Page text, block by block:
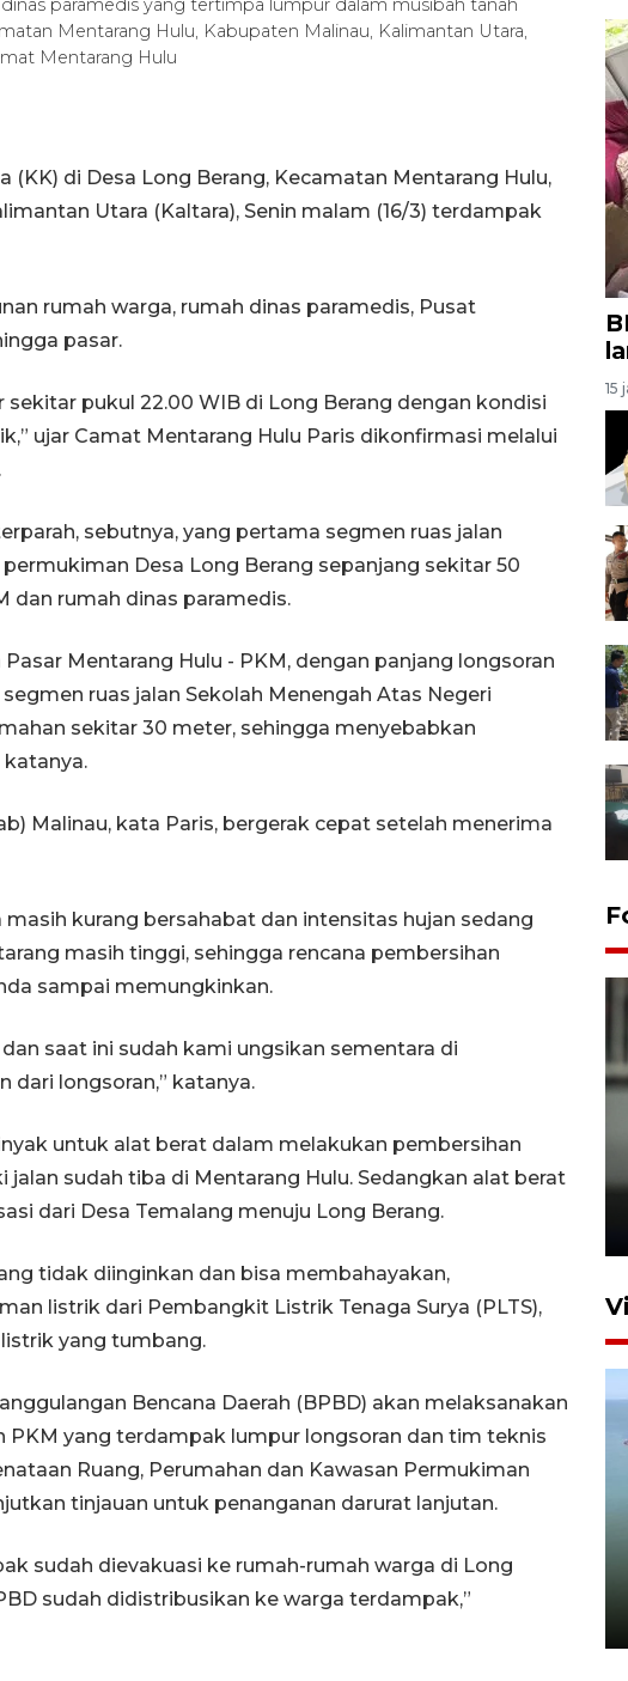
paramedis yang tertimpa lumpur dalam musibah tanah
Mentarang Hulu, Kabupaten Malinau, Kalimantan Utara,
Mentarang Hulu
(KK) di Desa Long Berang, Kecamatan Mentarang Hulu,
Utara (Kaltara), Senin malam (16/3) terdampak
rumah warga, rumah dinas paramedis, Pusat
pasar.
sekitar pukul 22.00 WIB di Long Berang dengan kondisi
ujar Camat Mentarang Hulu Paris dikonfirmasi melalui
sebutnya, yang pertama segmen ruas jalan
Desa Long Berang sepanjang sekitar 50
dan rumah dinas paramedis.
Mentarang Hulu - PKM, dengan panjang longsoran
ruas jalan Sekolah Menengah Atas Negeri
sekitar 30 meter, sehingga menyebabkan
katanya.
Malinau, kata Paris, bergerak cepat setelah menerima
masih kurang bersahabat dan intensitas hujan sedang
masih tinggi, sehingga rencana pembersihan
sampai memungkinkan.
saat ini sudah kami ungsikan sementara di
dari longsoran,” katanya.
untuk alat berat dalam melakukan pembersihan
sudah tiba di Mentarang Hulu. Sedangkan alat berat
dari Desa Temalang menuju Long Berang.
tidak diinginkan dan bisa membahayakan,
listrik dari Pembangkit Listrik Tenaga Surya (PLTS),
yang tumbang.
Bencana Daerah (BPBD) akan melaksanakan
PKM yang terdampak lumpur longsoran dan tim teknis
Ruang, Perumahan dan Kawasan Permukiman
tinjauan untuk penanganan darurat lanjutan.
sudah dievakuasi ke rumah-rumah warga di Long
sudah didistribusikan ke warga terdampak,”
15
Karhutla Kalimantan Barat
terluas di Indonesia
22 Juli 2026 10:51
Bulog luncurkan kawasan
bisnis di Pontianak